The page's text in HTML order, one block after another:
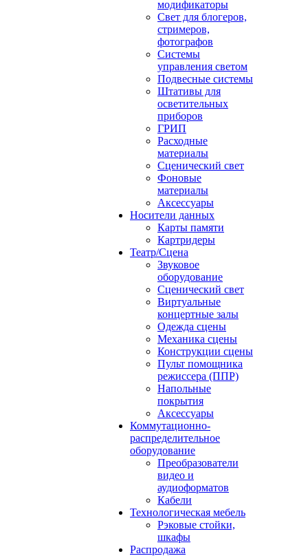
модификаторы
Свет для блогеров,
стримеров,
фотографов
Системы
управления светом
Подвесные системы
Штативы для
осветительных
приборов
ГРИП
Расходные
материалы
Сценический свет
Фоновые
материалы
Аксессуары
Носители данных
Карты памяти
Картридеры
Театр/Сцена
Звуковое
оборудование
Сценический свет
Виртуальные
концертные залы
Одежда сцены
Механика сцены
Конструкции сцены
Пульт помощника
режиссера (ППР)
Напольные
покрытия
Аксессуары
Коммутационно-
распределительное
оборудование
Преобразователи
видео и
аудиоформатов
Кабели
Технологическая мебель
Рэковые стойки,
шкафы
Распродажа